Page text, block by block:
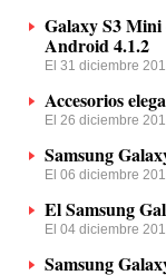
Galaxy S3
Android 4.1.2
El 31 diciembre
Accesorios
El 26 diciembre
Samsung
El 06 diciembre
El Samsung
El 04 diciembre
Samsung